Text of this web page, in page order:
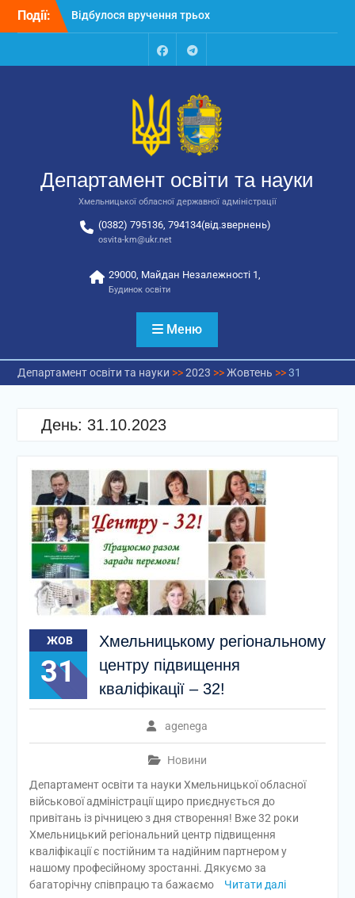
Перейти
Події:
Відбулося вручення трьох
автобусів для потреб
Відбулося засідання
освіти та науки обласної
державної адміністрації
Відбулась обласна
національно-патріотичне
виховання
FacebookTalegram
Департамент освіти та науки
Хмельницької обласної державної адміністрації
(0382) 795136, 794134(від.звернень)
osvita-km@ukr.net
29000, Майдан Незалежності 1,
Будинок освіти
Меню
Департамент освіти та науки >>2023 >>Жовтень >>31
День: 31.10.2023
ЖОВ
31
Хмельницькому регіональному
центру підвищення
кваліфікації – 32!
agenega
Новини
Департамент освіти та науки Хмельницької обласної
військової адміністрації щиро приєднується до
привітань із річницею з дня створення! Вже 32 роки
Хмельницький регіональний центр підвищення
кваліфікації є постійним та надійним партнером у
нашому професійному зростанні. Дякуємо за
багаторічну співпрацю та бажаємо
Читати далі